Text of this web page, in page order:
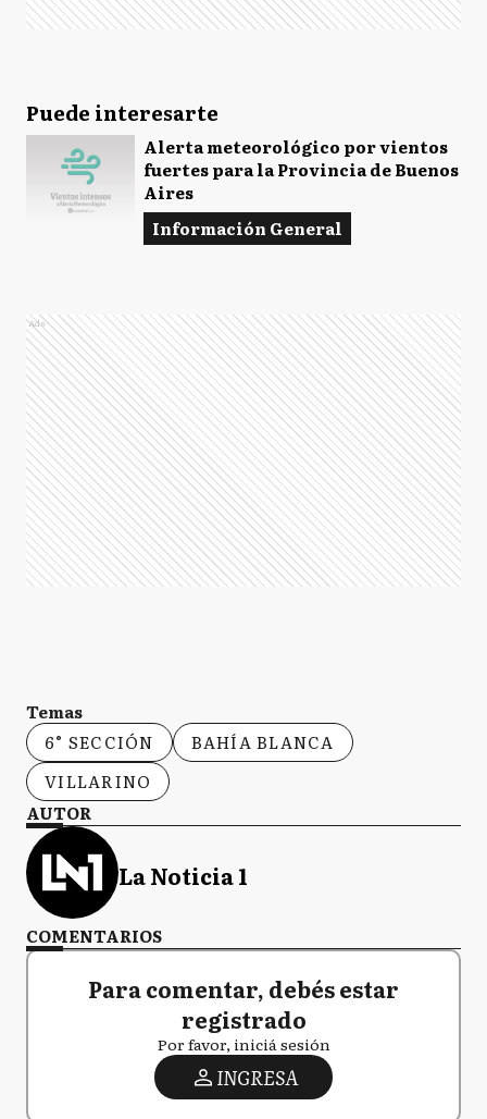
Puede interesarte
Alerta meteorológico por vientos
fuertes para la Provincia de Buenos
Aires
Información General
Ads
Temas
6° SECCIÓN
BAHÍA BLANCA
VILLARINO
AUTOR
La Noticia 1
COMENTARIOS
Para comentar, debés estar
registrado
Por favor, iniciá sesión
INGRESA